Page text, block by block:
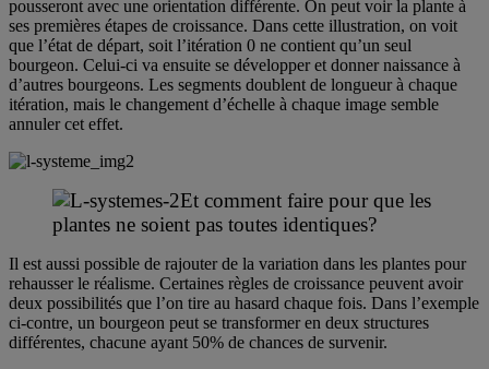
pousseront avec une orientation différente. On peut voir la plante à
ses premières étapes de croissance. Dans cette illustration, on voit
que l’état de départ, soit l’itération 0 ne contient qu’un seul
bourgeon. Celui-ci va ensuite se développer et donner naissance à
d’autres bourgeons. Les segments doublent de longueur à chaque
itération, mais le changement d’échelle à chaque image semble
annuler cet effet.
Et comment faire pour que les
plantes ne soient pas toutes identiques?
Il est aussi possible de rajouter de la variation dans les plantes pour
rehausser le réalisme. Certaines règles de croissance peuvent avoir
deux possibilités que l’on tire au hasard chaque fois. Dans l’exemple
ci-contre, un bourgeon peut se transformer en deux structures
différentes, chacune ayant 50% de chances de survenir.